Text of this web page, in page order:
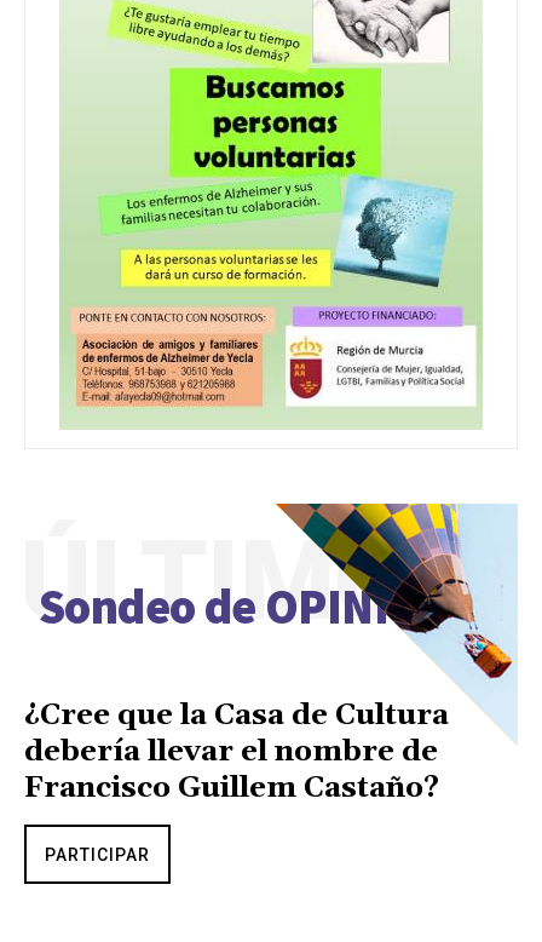
Sondeo de OPINIÓN
ÚLTIMO
¿Cree que la Casa de Cultura
debería llevar el nombre de
Francisco Guillem Castaño?
PARTICIPAR